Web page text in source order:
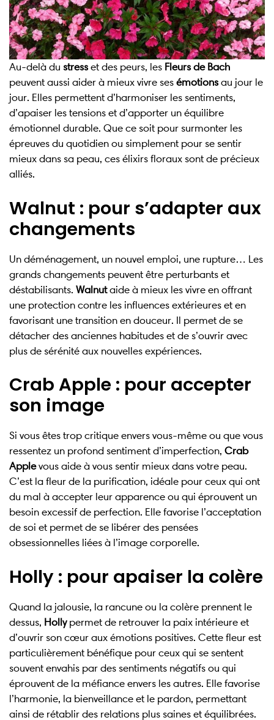
Au-delà du stresset des peurs, les Fleurs de Bach
peuvent aussi aider à mieux vivre ses émotionsau jour le
jour. Elles permettent d’harmoniser les sentiments,
d’apaiser les tensions et d’apporter un équilibre
émotionnel durable. Que ce soit pour surmonter les
épreuves du quotidien ou simplement pour se sentir
mieux dans sa peau, ces élixirs floraux sont de précieux
alliés.
Walnut : pour s’adapter aux
changements
Un déménagement, un nouvel emploi, une rupture… Les
grands changements peuvent être perturbants et
déstabilisants. Walnutaide à mieux les vivre en offrant
une protection contre les influences extérieures et en
favorisant une transition en douceur. Il permet de se
détacher des anciennes habitudes et de s’ouvrir avec
plus de sérénité aux nouvelles expériences.
Crab Apple : pour accepter
son image
Si vous êtes trop critique envers vous-même ou que vous
ressentez un profond sentiment d’imperfection, Crab
Applevous aide à vous sentir mieux dans votre peau.
C’est la fleur de la purification, idéale pour ceux qui ont
du mal à accepter leur apparence ou qui éprouvent un
besoin excessif de perfection. Elle favorise l’acceptation
de soi et permet de se libérer des pensées
obsessionnelles liées à l’image corporelle.
Holly : pour apaiser la colère
Quand la jalousie, la rancune ou la colère prennent le
dessus, Hollypermet de retrouver la paix intérieure et
d’ouvrir son cœur aux émotions positives. Cette fleur est
particulièrement bénéfique pour ceux qui se sentent
souvent envahis par des sentiments négatifs ou qui
éprouvent de la méfiance envers les autres. Elle favorise
l’harmonie, la bienveillance et le pardon, permettant
ainsi de rétablir des relations plus saines et équilibrées.